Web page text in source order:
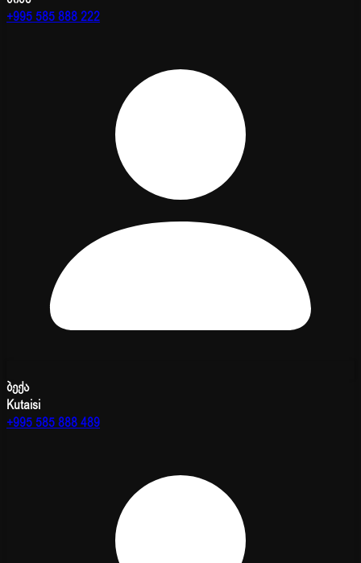
+995 585 888 222
ბექა
Kutaisi
+995 585 888 489